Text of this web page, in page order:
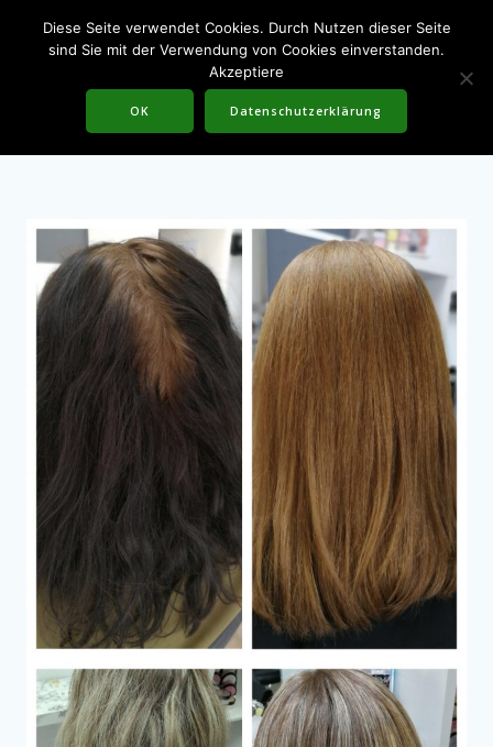
to
content
Farbrettung
Diese Seite verwendet Cookies. Durch Nutzen dieser Seite
sind Sie mit der Verwendung von Cookies einverstanden.
Akzeptiere
OK Datenschutzerklärung